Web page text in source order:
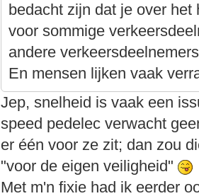
bedacht zijn dat je over
voor sommige
andere
En mensen lijken vaak
Jep, snelheid is vaak een
speed pedelec verwacht
er één voor ze zit; dan zou
"voor de eigen veiligheid"
Met m'n fixie had ik eerder